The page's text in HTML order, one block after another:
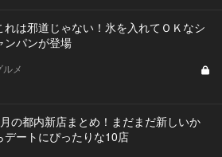
れは邪道じゃない！氷を入れてＯＫなシ
ンパンが登場
ルメ
の都内新店まとめ！まだまだ新しいか
デートにぴったりな10店